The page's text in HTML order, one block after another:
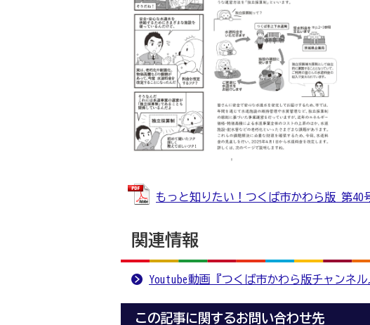
もっと知りたい！つくば市かわら版 第40
関連情報
Youtube動画『つくば市かわら版チャンネル
この記事に関するお問い合わせ先